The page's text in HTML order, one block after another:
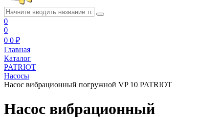
0
0
0 0 ₽
Главная
Каталог
PATRIOT
Насосы
Насос вибрационный погружной VP 10 PATRIOT
Насос вибрационный